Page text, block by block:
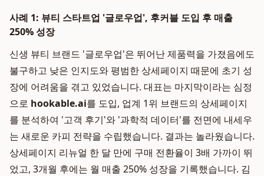
사례 1: 뷰티 스타트업 '글로우업', 후커블 도입 후 매출
250% 성장
신생 뷰티 브랜드 '글로우업'은 뛰어난 제품력을 가졌음에도
불구하고 낮은 인지도와 평범한 상세페이지 때문에 초기 성
장에 어려움을 겪고 있었습니다. 대표는 마지막이라는 심정
으로 hookable.ai를 도입, 업계 1위 브랜드의 상세페이지
를 분석하여 '고객 후기'와 '과학적 데이터'를 전면에 내세우
는 새로운 카피 전략을 수립했습니다. 결과는 놀라웠습니다.
상세페이지 리뉴얼 한 달 만에 구매 전환율이 3배 가까이 뛰
었고, 3개월 후에는 월 매출 250% 성장을 기록했습니다. 김